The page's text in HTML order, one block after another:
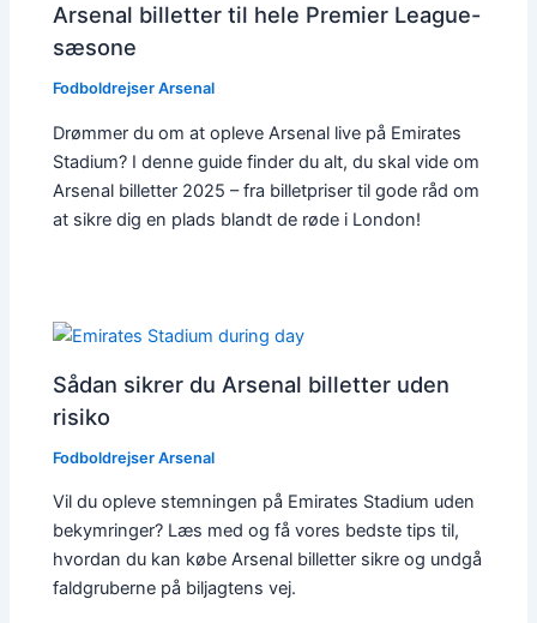
Arsenal billetter til hele Premier League-
sæsone
Fodboldrejser Arsenal
Drømmer du om at opleve Arsenal live på Emirates
Stadium? I denne guide finder du alt, du skal vide om
Arsenal billetter 2025 – fra billetpriser til gode råd om
at sikre dig en plads blandt de røde i London!
Sådan sikrer du Arsenal billetter uden
risiko
Fodboldrejser Arsenal
Vil du opleve stemningen på Emirates Stadium uden
bekymringer? Læs med og få vores bedste tips til,
hvordan du kan købe Arsenal billetter sikre og undgå
faldgruberne på biljagtens vej.